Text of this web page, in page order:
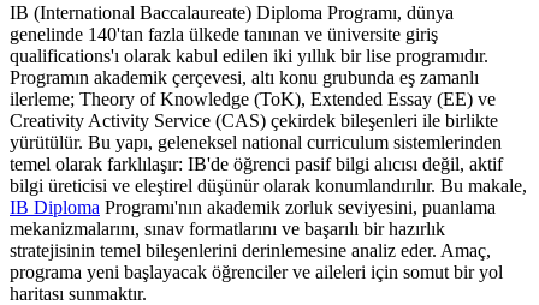
IB (International Baccalaureate) Diploma Programı, dünya
genelinde 140'tan fazla ülkede tanınan ve üniversite giriş
qualifications'ı olarak kabul edilen iki yıllık bir lise programıdır.
Programın akademik çerçevesi, altı konu grubunda eş zamanlı
ilerleme; Theory of Knowledge (ToK), Extended Essay (EE) ve
Creativity Activity Service (CAS) çekirdek bileşenleri ile birlikte
yürütülür. Bu yapı, geleneksel national curriculum sistemlerinden
temel olarak farklılaşır: IB'de öğrenci pasif bilgi alıcısı değil, aktif
bilgi üreticisi ve eleştirel düşünür olarak konumlandırılır. Bu makale,
IB Diploma Programı'nın akademik zorluk seviyesini, puanlama
mekanizmalarını, sınav formatlarını ve başarılı bir hazırlık
stratejisinin temel bileşenlerini derinlemesine analiz eder. Amaç,
programa yeni başlayacak öğrenciler ve aileleri için somut bir yol
haritası sunmaktır.